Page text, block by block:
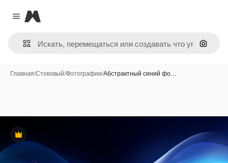
Close menu
Magnific
Поиск
Главная/Стоковый/Фотографии/Абстрактный синий фо…
Премиум